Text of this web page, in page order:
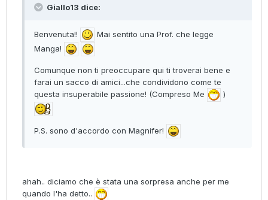
Giallo13 dice:
Benvenuta!!
Mai sentito una Prof. che legge
Manga!
Comunque non ti preoccupare qui ti troverai bene e
farai un sacco di amici...che condividono come te
questa insuperabile passione! (Compreso Me
)
P.S. sono d'accordo con Magnifer!
ahah.. diciamo che è stata una sorpresa anche per me
quando l'ha detto..